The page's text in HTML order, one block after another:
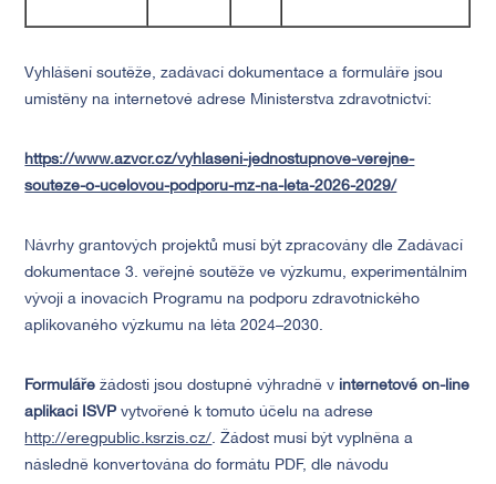
Vyhlášení soutěže, zadávací dokumentace a formuláře jsou
umístěny na internetové adrese Ministerstva zdravotnictví:
https://www.azvcr.cz/vyhlaseni-jednostupnove-verejne-
souteze-o-ucelovou-podporu-mz-na-leta-2026-2029/
Návrhy grantových projektů musí být zpracovány dle Zadávací
dokumentace 3. veřejné soutěže ve výzkumu, experimentálním
vývoji a inovacích Programu na podporu zdravotnického
aplikovaného výzkumu na léta 2024–2030.
Formuláře žádosti jsou dostupné výhradně v internetové on-line
aplikaci ISVP vytvořené k tomuto účelu na adrese
http://eregpublic.ksrzis.cz/. Žádost musí být vyplněna a
následně konvertována do formátu PDF, dle návodu